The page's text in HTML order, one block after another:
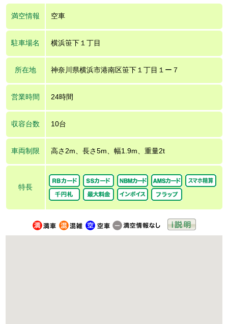
満空情報 空車
駐車場名 横浜笹下１丁目
所在地 神奈川県横浜市港南区笹下１丁目１ー７
営業時間 24時間
収容台数 10台
車両制限 高さ2m、長さ5m、幅1.9m、重量2t
特長